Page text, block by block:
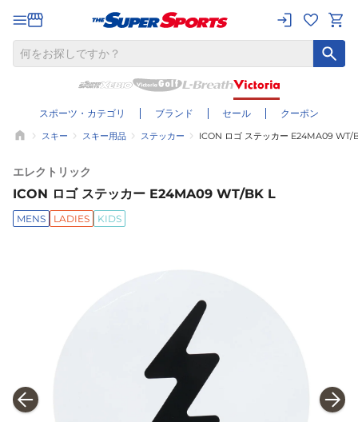
スポーツ・カテゴリ ブランド セール クーポン
スキー スキー用品 ステッカー ICON ロゴ ステッカー E24MA09 WT/
エレクトリック
ICON ロゴ ステッカー E24MA09 WT/BK L
MENS LADIES KIDS